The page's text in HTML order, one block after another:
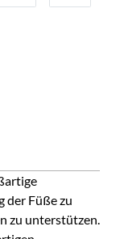
der Füße zu
zu unterstützen.